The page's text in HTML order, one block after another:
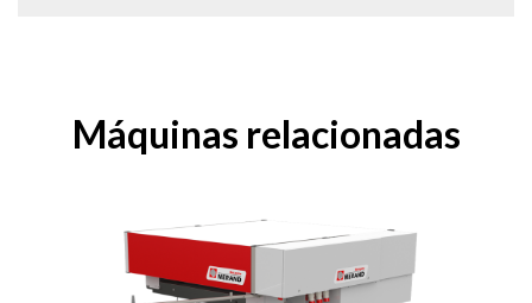
Máquinas relacionadas